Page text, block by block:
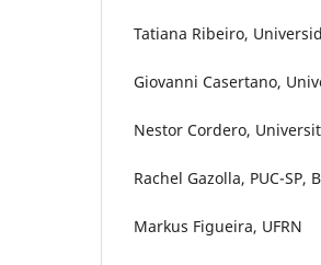
Tatiana Ribeiro,
Giovanni Casertano,
Nestor Cordero,
Rachel Gazolla, PUC-SP,
Markus Figueira, UFRN